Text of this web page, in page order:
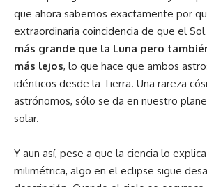
que ahora sabemos exactamente por
extraordinaria coincidencia de que el Sol
más grande que la Luna pero
más lejos, lo que hace que ambos
idénticos desde la Tierra. Una rareza
astrónomos, sólo se da en nuestro
solar.
Y aun así, pese a que la ciencia lo
milimétrica, algo en el eclipse sigue